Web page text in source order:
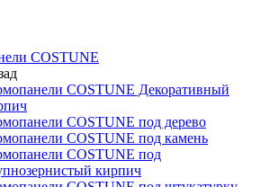
COSTUNE
COSTUNE Декоративный
COSTUNE под дерево
COSTUNE под камень
COSTUNE под
кирпич